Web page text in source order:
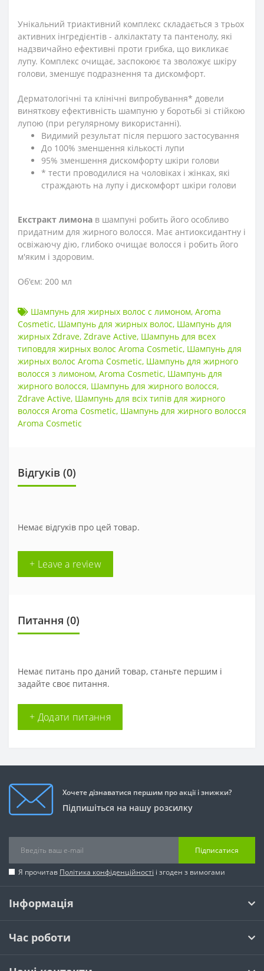
Унікальний триактивний комплекс складається з трьох
активних інгредієнтів - алкілактату та пантенолу, які
надзвичайно ефективні проти грибка, що викликає
лупу. Комплекс очищає, заспокоює та зволожує шкіру
голови, зменшує подразнення та дискомфорт.
Дерматологічні та клінічні випробування* довели
виняткову ефективність шампуню у боротьбі зі стійкою
лупою (при регулярному використанні).
Видимий результат після першого застосування
До 100% зменшення кількості лупи
95% зменшення дискомфорту шкіри голови
* тести проводилися на чоловіках і жінках, які
страждають на лупу і дискомфорт шкіри голови
Екстракт лимона в шампуні робить його особливо
придатним для жирного волосся. Має антиоксидантну і
освіжаючу дію, глибоко очищає волосся і робить його
м'яким і здоровим.
Об'єм: 200 мл
Шампунь для жирных волос с лимоном, Aroma
Cosmetic, Шампунь для жирных волос, Шампунь для
жирных Zdrave, Zdrave Active, Шампунь для всех
типовдля жирных волос Aroma Cosmetic, Шампунь для
жирных волос Aroma Cosmetic, Шампунь для жирного
волосся з лимоном, Aroma Cosmetic, Шампунь для
жирного волосся, Шампунь для жирного волосся,
Zdrave Active, Шампунь для всіх типів для жирного
волосся Aroma Cosmetic, Шампунь для жирного волосся
Aroma Cosmetic
Відгуків (0)
Немає відгуків про цей товар.
+ Leave a review
Питання (0)
Немає питань про даний товар, станьте першим і
задайте своє питання.
+ Додати питання
Хочете дізнаватися першим про акції і знижки?
Підпишіться на нашу розсилку
Підписатися
Я прочитав Політика конфіденційності і згоден з вимогами
Інформація
Час роботи